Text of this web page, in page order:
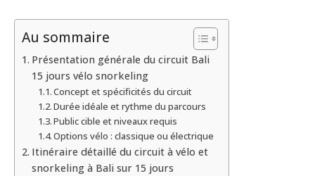
Au sommaire
Présentation générale du circuit Bali
15 jours vélo snorkeling
Concept et spécificités du circuit
Durée idéale et rythme du parcours
Public cible et niveaux requis
Options vélo : classique ou électrique
Itinéraire détaillé du circuit à vélo et
snorkeling à Bali sur 15 jours